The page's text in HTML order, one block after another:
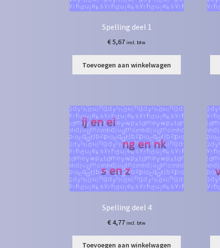
Spelling deel 1
€5,67 incl. btw
Toevoegen aan winkelwagen
Spelling deel 4
€4,77 incl. btw
Toevoegen aan winkelwagen